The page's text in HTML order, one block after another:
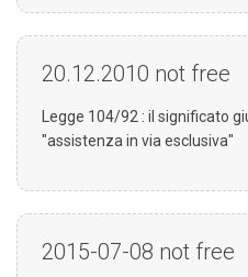
20.12.2010 not free
Legge 104/92 : il significato
"assistenza in via esclusiva"
2015-07-08 not free